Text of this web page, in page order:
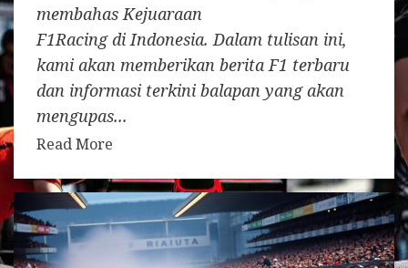
membahas Kejuaraan
F1Racing di Indonesia. Dalam tulisan ini,
kami akan memberikan berita F1 terbaru
dan informasi terkini balapan yang akan
mengupas...
Read More